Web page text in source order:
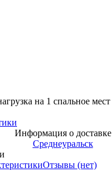
на 1 спальное мест
Информация о доставке
Среднеуральск
Отзывы (нет)